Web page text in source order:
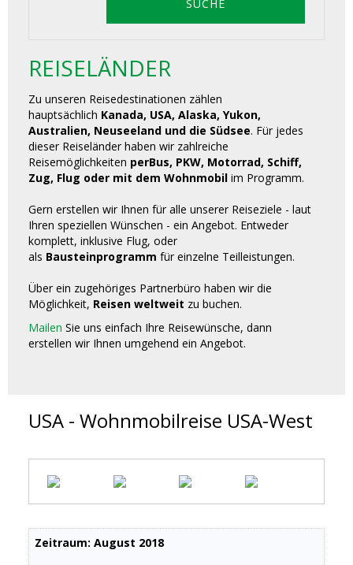
REISELÄNDER
Zu unseren Reisedestinationen zählen
hauptsächlich Kanada, USA, Alaska, Yukon,
Australien, Neuseeland und die Südsee. Für jedes
dieser Reiseländer haben wir zahlreiche
Reisemöglichkeiten perBus, PKW, Motorrad, Schiff,
Zug, Flug oder mit dem Wohnmobil im Programm.
Gern erstellen wir Ihnen für alle unserer Reiseziele - laut
Ihren speziellen Wünschen - ein Angebot. Entweder
komplett, inklusive Flug, oder
als Bausteinprogramm für einzelne Teilleistungen.
Über ein zugehöriges Partnerbüro haben wir die
Möglichkeit, Reisen weltweit zu buchen.
Mailen Sie uns einfach Ihre Reisewünsche, dann
erstellen wir Ihnen umgehend ein Angebot.
USA - Wohnmobilreise USA-West
Zeitraum: August 2018